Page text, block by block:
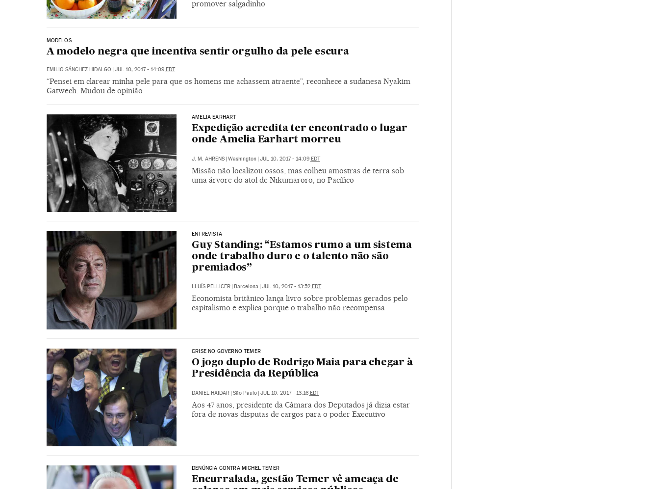
promover salgadinho
MODELOS
A modelo negra que incentiva sentir orgulho da pele escura
EMILIO SÁNCHEZ HIDALGO | JUL 10, 2017 - 14:09 EDT
“Pensei em clarear minha pele para que os homens me achassem atraente”, reconhece a sudanesa Nyakim
Gatwech. Mudou de opinião
AMELIA EARHART
Expedição acredita ter encontrado o lugar
onde Amelia Earhart morreu
J. M. AHRENS | Washington | JUL 10, 2017 - 14:09 EDT
Missão não localizou ossos, mas colheu amostras de terra sob
uma árvore do atol de Nikumaroro, no Pacífico
ENTREVISTA
Guy Standing: “Estamos rumo a um sistema
onde trabalho duro e o talento não são
premiados”
LLUÍS PELLICER | Barcelona | JUL 10, 2017 - 13:52 EDT
Economista britânico lança livro sobre problemas gerados pelo
capitalismo e explica porque o trabalho não recompensa
CRISE NO GOVERNO TEMER
O jogo duplo de Rodrigo Maia para chegar à
Presidência da República
DANIEL HAIDAR | São Paulo | JUL 10, 2017 - 13:16 EDT
Aos 47 anos, presidente da Câmara dos Deputados já dizia estar
fora de novas disputas de cargos para o poder Executivo
DENÚNCIA CONTRA MICHEL TEMER
Encurralada, gestão Temer vê ameaça de